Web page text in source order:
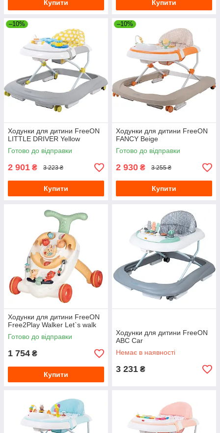
Купити Купити
–10%
Ходунки для дитини FreeON
LITTLE DRIVER Yellow
Готово до відправки
2 901 ₴ 3 223 ₴
Купити
–10%
Ходунки для дитини FreeON
FANCY Beige
Готово до відправки
2 930 ₴ 3 255 ₴
Купити
Ходунки для дитини FreeON
Free2Play Walker Let`s walk
Готово до відправки
1 754 ₴
Купити
Ходунки для дитини FreeON
ABC Car
Немає в наявності
3 231 ₴